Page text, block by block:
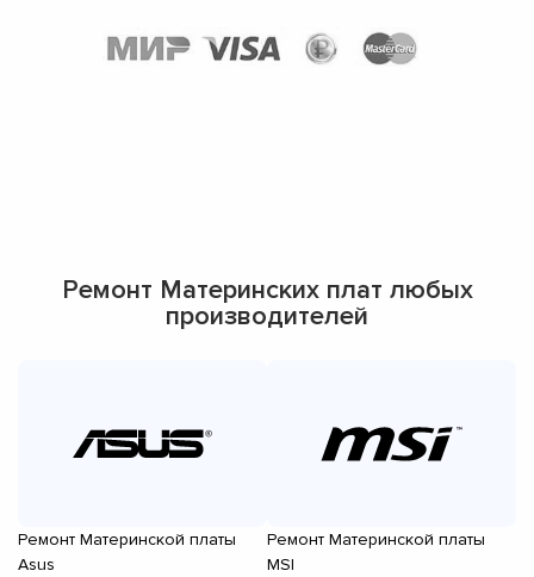
Ремонт Материнских плат любых
производителей
Ремонт Материнской платы
Asus
Ремонт Материнской платы
MSI